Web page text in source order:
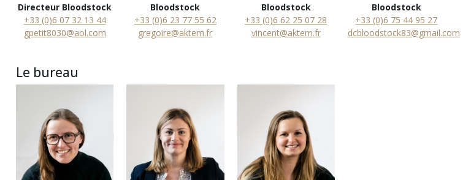
Directeur Bloodstock
+33 (0)6 07 32 13 44
gpetit8030@aol.com
Bloodstock
+33 (0)6 23 77 55 62
gregoire@aktem.fr
Bloodstock
+33 (0)6 62 25 07 28
vincent@aktem.fr
Bloodstock
+33 (0)6 75 44 95 27
dcbloodstock83@gmail.com
Le bureau